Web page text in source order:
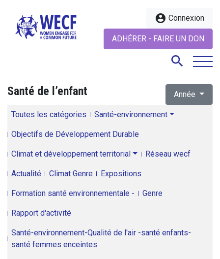
account_circle Connexion
ADHÉRER - FAIRE UN DON
search
Santé de l’enfant Année
Toutes les catégories Santé-environnement
Objectifs de Développement Durable
Climat et développement territorial Réseau wecf
Actualité Climat Genre Expositions
Formation santé environnementale - Genre
Rapport d'activité
Santé-environnement-Qualité de l'air -santé enfants-
santé femmes enceintes